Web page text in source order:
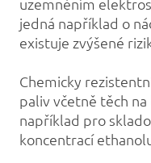
jedná například o
existuje zvýšené
Chemicky
paliv včetně těch
například pro
koncentrací